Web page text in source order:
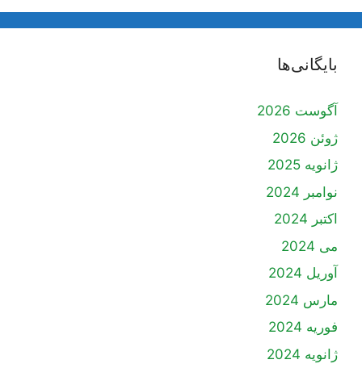
بایگانی‌ها
آگوست 2026
ژوئن 2026
ژانویه 2025
نوامبر 2024
اکتبر 2024
می 2024
آوریل 2024
مارس 2024
فوریه 2024
ژانویه 2024